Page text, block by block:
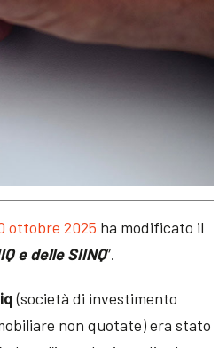
ottobre 2025 ha modificato il
e delle SIINQ”.
(società di investimento
non quotate) era stato